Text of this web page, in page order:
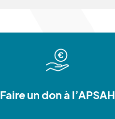
Faire un don à l’APSAH